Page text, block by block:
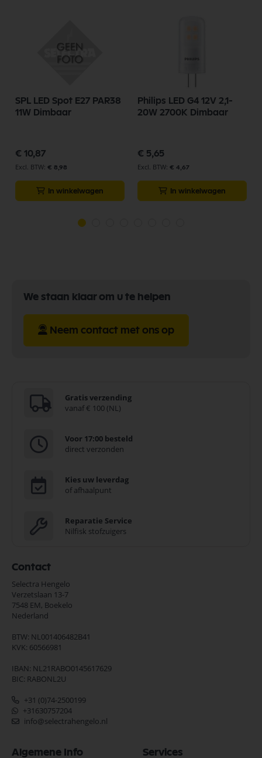
SPL LED Spot E27 PAR38
11W Dimbaar
€ 10,87
€ 8,98
In winkelwagen
Philips LED G4 12V 2,1-
20W 2700K Dimbaar
€ 5,65
€ 4,67
In winkelwagen
We staan klaar om u te helpen
Neem contact met ons op
Gratis verzending
vanaf € 100 (NL)
Voor 17:00 besteld
direct verzonden
Kies uw leverdag
of afhaalpunt
Reparatie Service
Nilfisk stofzuigers
Contact
Selectra Hengelo
Verzetslaan 13-7
7548 EM, Boekelo
Nederland
BTW: NL001406482B41
KVK: 60566981
IBAN: NL21RABO0145617629
BIC: RABONL2U
+31 (0)74-2500199
+31630757204
info@selectrahengelo.nl
Algemene Info Services